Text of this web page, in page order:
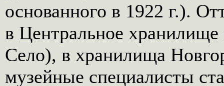
основанного в 1922 г.).
в Центральное
Село), в хранилища
музейные специалисты